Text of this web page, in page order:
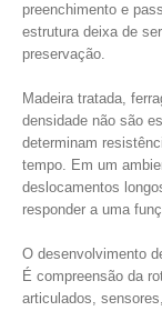
preenchimento e
estrutura deixa de
preservação.
Madeira tratada,
densidade não são
determinam
tempo. Em um
deslocamentos
responder a uma
O desenvolvimento
É compreensão da
articulados,